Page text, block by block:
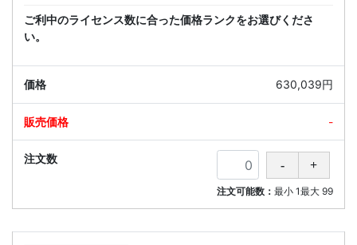
ご利中のライセンス数に合った価格ランクをお選びくださ
い。
630,039円
-
注文可能数： 最小 1最大 99